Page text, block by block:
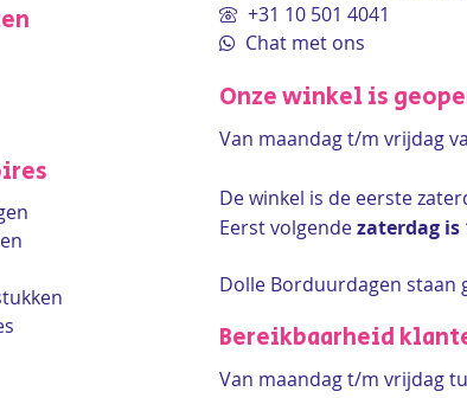
+31 10 501 4041
Chat met ons
Onze winkel is
Van maandag t/m vrijdag
De winkel is de eerste
Eerst volgendezaterdag is
Dolle Borduurdagen staan
Bereikbaarheid
Van maandag t/m vrijdag